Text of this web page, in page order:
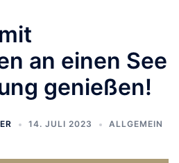
an einen See
genießen!
14. JULI 2023 ALLGEMEIN